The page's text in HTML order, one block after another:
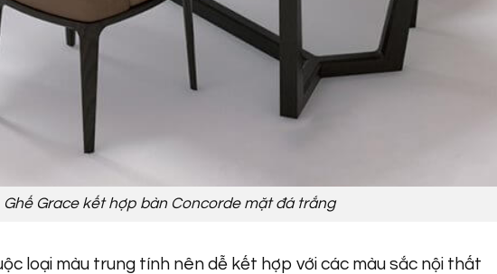
Ghế Grace kết hợp bàn Concorde mặt đá trắng
loại màu trung tính nên dễ kết hợp với các màu sắc nội thất